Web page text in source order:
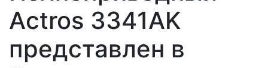
Actros 3341AK
представлен в